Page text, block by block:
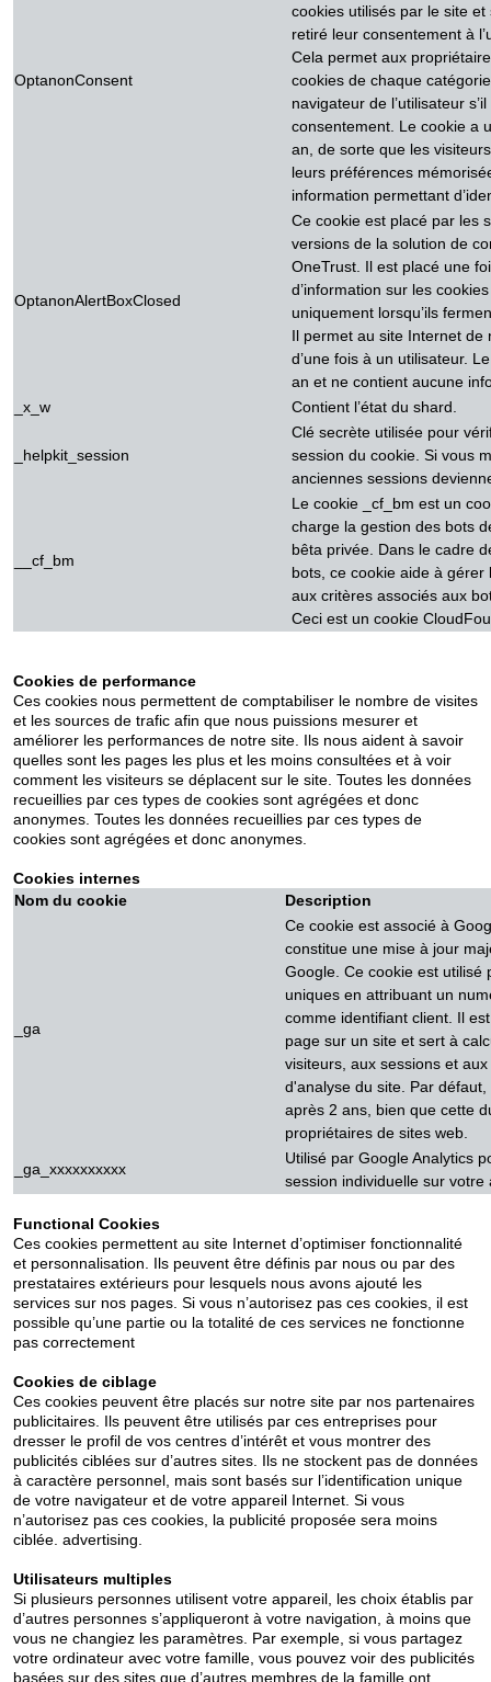
OptanonConsent
cookies utilisés par le site
retiré leur consentement à
Cela permet aux
cookies de chaque
navigateur de l’utilisateur
consentement. Le cookie a
an, de sorte que les
leurs préférences
information permettant
OptanonAlertBoxClosed
Ce cookie est placé par les
versions de la solution de
OneTrust. Il est placé une
d’information sur les
uniquement lorsqu’ils
Il permet au site Internet de
d’une fois à un utilisateur.
an et ne contient aucune
_x_w
Contient l’état du shard.
_helpkit_session
Clé secrète utilisée pour
session du cookie. Si vous
anciennes sessions
__cf_bm
Le cookie _cf_bm est un
charge la gestion des bots
bêta privée. Dans le cadre
bots, ce cookie aide à
aux critères associés aux
Ceci est un cookie
Cookies de performance
Ces cookies nous permettent de comptabiliser le nombre de visites
et les sources de trafic afin que nous puissions mesurer et
améliorer les performances de notre site. Ils nous aident à savoir
quelles sont les pages les plus et les moins consultées et à voir
comment les visiteurs se déplacent sur le site. Toutes les données
recueillies par ces types de cookies sont agrégées et donc
anonymes. Toutes les données recueillies par ces types de
cookies sont agrégées et donc anonymes.
Cookies internes
Nom du cookie
Description
_ga
Ce cookie est associé à
constitue une mise à jour
Google. Ce cookie est utilisé
uniques en attribuant un
comme identifiant client. Il
page sur un site et sert à
visiteurs, aux sessions et
d'analyse du site. Par
après 2 ans, bien que cette
propriétaires de sites web.
_ga_xxxxxxxxxx
Utilisé par Google Analytics
session individuelle sur
Functional Cookies
Ces cookies permettent au site Internet d’optimiser fonctionnalité
et personnalisation. Ils peuvent être définis par nous ou par des
prestataires extérieurs pour lesquels nous avons ajouté les
services sur nos pages. Si vous n’autorisez pas ces cookies, il est
possible qu’une partie ou la totalité de ces services ne fonctionne
pas correctement
Cookies de ciblage
Ces cookies peuvent être placés sur notre site par nos partenaires
publicitaires. Ils peuvent être utilisés par ces entreprises pour
dresser le profil de vos centres d’intérêt et vous montrer des
publicités ciblées sur d’autres sites. Ils ne stockent pas de données
à caractère personnel, mais sont basés sur l’identification unique
de votre navigateur et de votre appareil Internet. Si vous
n’autorisez pas ces cookies, la publicité proposée sera moins
ciblée. advertising.
Utilisateurs multiples
Si plusieurs personnes utilisent votre appareil, les choix établis par
d’autres personnes s’appliqueront à votre navigation, à moins que
vous ne changiez les paramètres. Par exemple, si vous partagez
votre ordinateur avec votre famille, vous pouvez voir des publicités
basées sur des sites que d’autres membres de la famille ont